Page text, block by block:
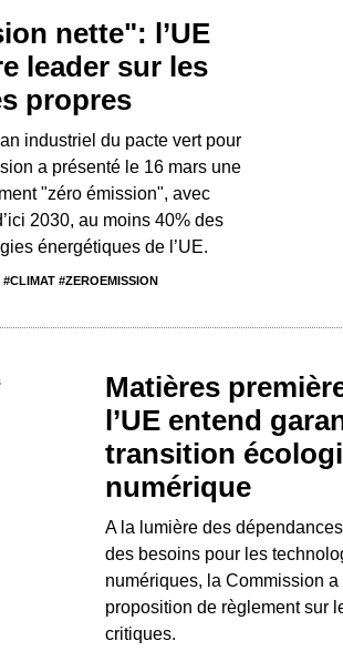
nette": l’UE
leader sur les
propres
industriel du pacte vert pour
a présenté le 16 mars une
"zéro émission", avec
2030, au moins 40% des
énergétiques de l’UE.
#ZEROEMISSION
Matières
l’UE entend
transition
numérique
A la lumière des
des besoins pour les
numériques, la Commission
proposition de règlement sur
critiques.